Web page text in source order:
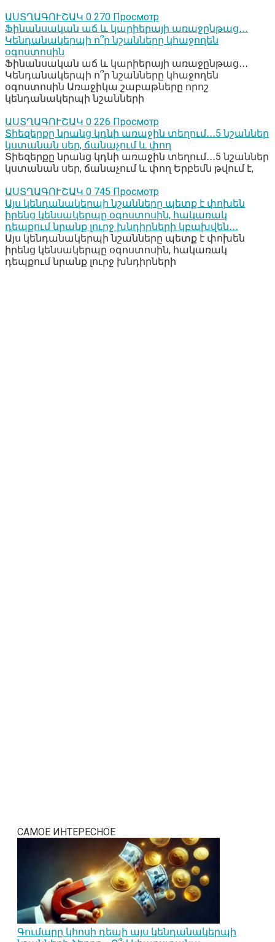
ԱՍՏՂԱԳՈՒՇԱԿ 0 270 Просмотр
Ֆինանսական աճ և կարիերայի առաջընթաց․․․
Կենդանակերպի ո՞ր նշանները կհաջողեն
օգոստոսին
Ֆինանսական աճ և կարիերայի առաջընթաց․․․
Կենդանակերպի ո՞ր նշանները կհաջողեն
օգոստոսին Առաջիկա շաբաթները որոշ
կենդանակերպի նշանների
ԱՍՏՂԱԳՈՒՇԱԿ 0 226 Просмотр
Տիեզերքը նրանց կդնի առաջին տեղում․․․5 նշաններ
կստանան սեր, ճանաչում և փող
Տիեզերքը նրանց կդնի առաջին տեղում․․․5 նշաններ
կստանան սեր, ճանաչում և փող Երբեմն թվում է,
ԱՍՏՂԱԳՈՒՇԱԿ 0 745 Просмотр
Այս կենդանակերպի նշանները պետք է փոխեն
իրենց կենսակերպը օգոստոսին, հակառակ
դեպքում նրանք լուրջ խնդիրների կբախվեն․․․
Այս կենդանակերպի նշանները պետք է փոխեն
իրենց կենսակերպը օգոստոսին, հակառակ
դեպքում նրանք լուրջ խնդիրների
САМОЕ ИНТЕРЕСНОЕ
Գումարը կհոսի դեպի այս կենդանակերպի